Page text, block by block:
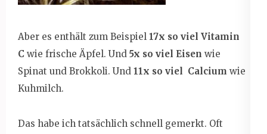
Aber es enthält zum Beispiel 17x so viel Vitamin
C wie frische Äpfel. Und 5x so viel Eisen wie
Spinat und Brokkoli. Und 11x so viel Calcium wie
Kuhmilch.
Das habe ich tatsächlich schnell gemerkt. Oft